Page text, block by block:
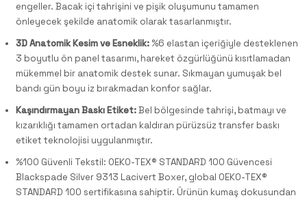
engeller. Bacak içi tahrişini ve pişik oluşumunu tamamen
önleyecek şekilde anatomik olarak tasarlanmıştır.
3D Anatomik Kesim ve Esneklik: %6 elastan içeriğiyle desteklenen
3 boyutlu ön panel tasarımı, hareket özgürlüğünü kısıtlamadan
mükemmel bir anatomik destek sunar. Sıkmayan yumuşak bel
bandı gün boyu iz bırakmadan konfor sağlar.
Kaşındırmayan Baskı Etiket:Bel bölgesinde tahrişi, batmayı ve
kızarıklığı tamamen ortadan kaldıran pürüzsüz transfer baskı
etiket teknolojisi uygulanmıştır.
%100 Güvenli Tekstil: OEKO-TEX® STANDARD 100 Güvencesi
Blackspade Silver 9313 Lacivert Boxer, global OEKO-TEX®
STANDARD 100 sertifikasına sahiptir. Ürünün kumaş dokusundan